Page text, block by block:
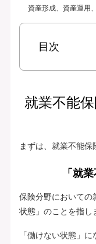
資産形成、資産運用
目次
就業不能
まずは、就業不能保
「就
保険分野においての
状態」のことを指し
「働けない状態」